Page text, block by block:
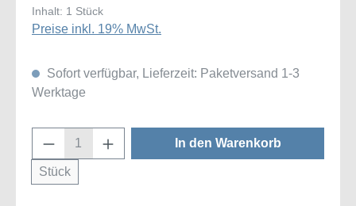
Inhalt: 1 Stück
Preise inkl. 19% MwSt.
Sofort verfügbar, Lieferzeit: Paketversand 1-3
Werktage
Produkt Anzahl: Gib den gewünschten
Stück
In den Warenkorb